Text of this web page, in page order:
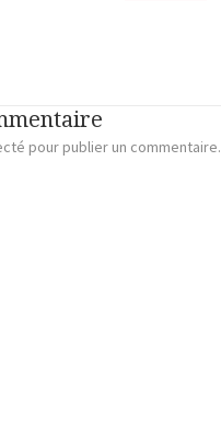
pour publier un commentaire.